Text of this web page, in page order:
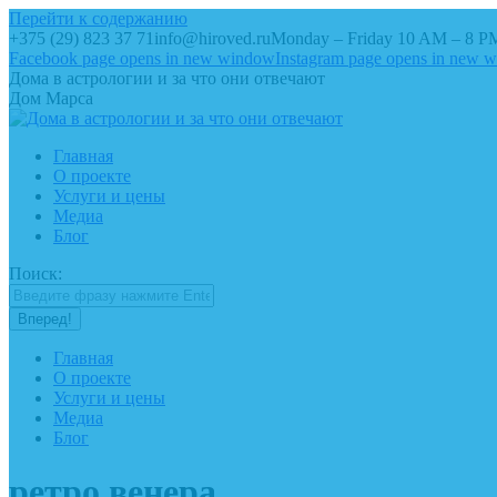
Перейти к содержанию
+375 (29) 823 37 71 info@hiroved.ruMonday – Friday 10 AM – 8
Facebook page opens in new windowInstagram page opens in new
Дома в астрологии и за что они отвечают
Дом Марса
Главная
О проекте
Услуги и цены
Медиа
Блог
Поиск:
Главная
О проекте
Услуги и цены
Медиа
Блог